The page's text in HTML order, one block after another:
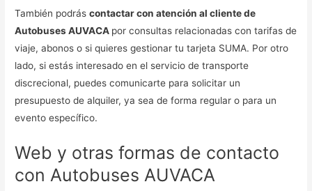
También podráscontactar con atención al cliente de
Autobuses AUVACA por consultas relacionadas con tarifas de
viaje, abonos o si quieres gestionar tu tarjeta SUMA. Por otro
lado, si estás interesado en el servicio de transporte
discrecional, puedes comunicarte para solicitar un
presupuesto de alquiler, ya sea de forma regular o para un
evento específico.
Web y otras formas de contacto
con Autobuses AUVACA